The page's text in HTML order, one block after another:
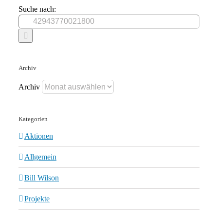
Suche nach:
Archiv
Archiv
Kategorien
Aktionen
Allgemein
Bill Wilson
Projekte